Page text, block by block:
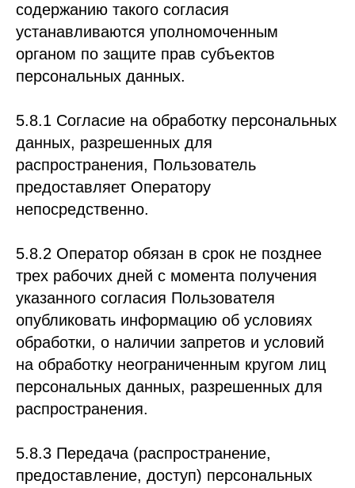
содержанию такого согласия
устанавливаются уполномоченным
органом по защите прав субъектов
персональных данных.
5.8.1 Согласие на обработку персональных
данных, разрешенных для
распространения, Пользователь
предоставляет Оператору
непосредственно.
5.8.2 Оператор обязан в срок не позднее
трех рабочих дней с момента получения
указанного согласия Пользователя
опубликовать информацию об условиях
обработки, о наличии запретов и условий
на обработку неограниченным кругом лиц
персональных данных, разрешенных для
распространения.
5.8.3 Передача (распространение,
предоставление, доступ) персональных